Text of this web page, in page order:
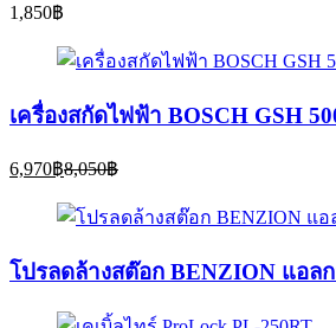
1,850฿
เครื่องสกัดไฟฟ้า BOSCH GSH
6,970฿Current
price
is:
6,970฿.
8,050฿
was:
8,050฿.
โปรลดล้างสต๊อก BENZION แอลก